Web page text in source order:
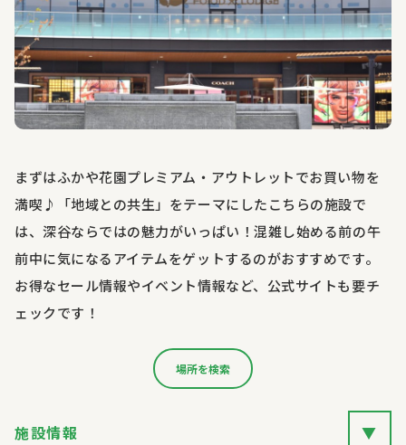
まずはふかや花園プレミアム・アウトレットでお買い物を
満喫♪「地域との共生」をテーマにしたこちらの施設で
は、深谷ならではの魅力がいっぱい！混雑し始める前の午
前中に気になるアイテムをゲットするのがおすすめです。
お得なセール情報やイベント情報など、公式サイトも要チ
ェックです！
場所を検索
施設情報 ▼